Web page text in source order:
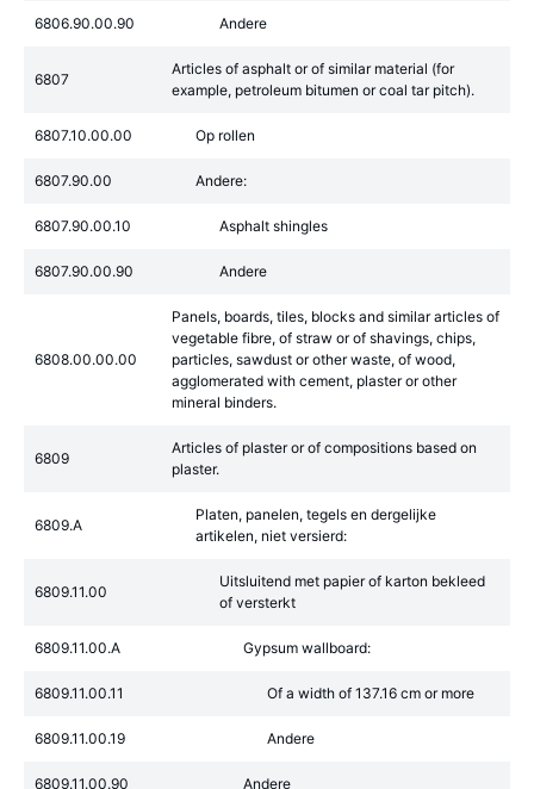
6806.90.00.90 Andere
6807
Articles of asphalt or of similar material (for
example, petroleum bitumen or coal tar pitch).
6807.10.00.00 Op rollen
6807.90.00 Andere:
6807.90.00.10 Asphalt shingles
6807.90.00.90 Andere
6808.00.00.00
Panels, boards, tiles, blocks and similar articles of
vegetable fibre, of straw or of shavings, chips,
particles, sawdust or other waste, of wood,
agglomerated with cement, plaster or other
mineral binders.
6809
Articles of plaster or of compositions based on
plaster.
6809.A
Platen, panelen, tegels en dergelijke
artikelen, niet versierd:
6809.11.00
Uitsluitend met papier of karton bekleed
of versterkt
6809.11.00.A Gypsum wallboard:
6809.11.00.11 Of a width of 137.16 cm or more
6809.11.00.19 Andere
6809.11.00.90 Andere